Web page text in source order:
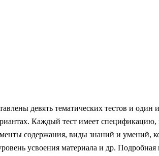
девять тематических тестов и один
Каждый тест имеет спецификацию,
содержания, виды знаний и умений,
усвоения материала и др.